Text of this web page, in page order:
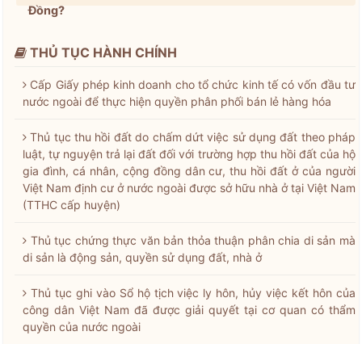
Đồng?
THỦ TỤC HÀNH CHÍNH
Cấp Giấy phép kinh doanh cho tổ chức kinh tế có vốn đầu tư
nước ngoài để thực hiện quyền phân phối bán lẻ hàng hóa
Thủ tục thu hồi đất do chấm dứt việc sử dụng đất theo pháp
luật, tự nguyện trả lại đất đối với trường hợp thu hồi đất của hộ
gia đình, cá nhân, cộng đồng dân cư, thu hồi đất ở của người
Việt Nam định cư ở nước ngoài được sở hữu nhà ở tại Việt Nam
(TTHC cấp huyện)
Thủ tục chứng thực văn bản thỏa thuận phân chia di sản mà
di sản là động sản, quyền sử dụng đất, nhà ở
Thủ tục ghi vào Sổ hộ tịch việc ly hôn, hủy việc kết hôn của
công dân Việt Nam đã được giải quyết tại cơ quan có thẩm
quyền của nước ngoài